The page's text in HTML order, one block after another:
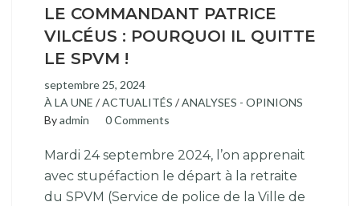
LE COMMANDANT PATRICE
VILCÉUS : POURQUOI IL QUITTE
LE SPVM !
septembre 25, 2024
À LA UNE /ACTUALITÉS /ANALYSES - OPINIONS
Byadmin 0 Comments
Mardi 24 septembre 2024, l’on apprenait
avec stupéfaction le départ à la retraite
du SPVM (Service de police de la Ville de